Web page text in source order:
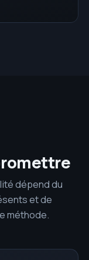
dépend du
et de
méthode.